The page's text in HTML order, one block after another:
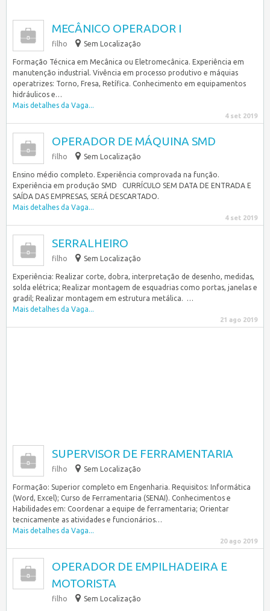
MECÂNICO OPERADOR I
filho Sem Localização
Formação Técnica em Mecânica ou Eletromecânica. Experiência em
manutenção industrial. Vivência em processo produtivo e máquias
operatrizes: Torno, Fresa, Retífica. Conhecimento em equipamentos
hidráulicos e…
Mais detalhes da Vaga...
4 set 2019
OPERADOR DE MÁQUINA SMD
filho Sem Localização
Ensino médio completo. Experiência comprovada na função.
Experiência em produção SMD CURRÍCULO SEM DATA DE ENTRADA E
SAÍDA DAS EMPRESAS, SERÁ DESCARTADO.
Mais detalhes da Vaga...
4 set 2019
SERRALHEIRO
filho Sem Localização
Experiência: Realizar corte, dobra, interpretação de desenho, medidas,
solda elétrica; Realizar montagem de esquadrias como portas, janelas e
gradil; Realizar montagem em estrutura metálica. …
Mais detalhes da Vaga...
21 ago 2019
SUPERVISOR DE FERRAMENTARIA
filho Sem Localização
Formação: Superior completo em Engenharia. Requisitos: Informática
(Word, Excel); Curso de Ferramentaria (SENAI). Conhecimentos e
Habilidades em: Coordenar a equipe de ferramentaria; Orientar
tecnicamente as atividades e funcionários…
Mais detalhes da Vaga...
20 ago 2019
OPERADOR DE EMPILHADEIRA E
MOTORISTA
filho Sem Localização